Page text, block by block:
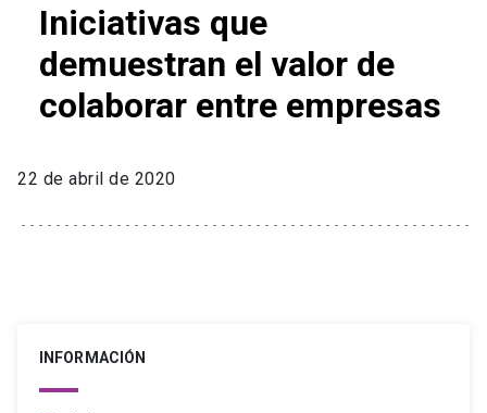
Iniciativas que
demuestran el valor de
colaborar entre empresas
22 de abril de 2020
INFORMACIÓN